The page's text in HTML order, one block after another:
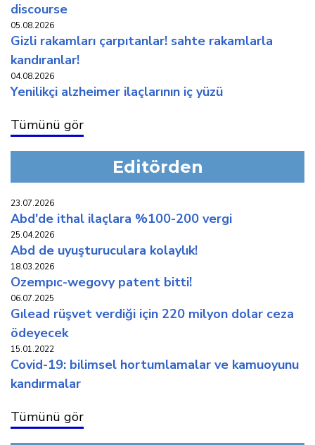
discourse
05.08.2026
gi̇zli̇ rakamlari çarpitanlar! sahte rakamlarla
kandiranlar!
04.08.2026
yeni̇li̇kçi̇ alzhei̇mer i̇laçlarinin i̇ç yüzü
Tümünü gör
Editörden
23.07.2026
abd'de i̇thal i̇laçlara %100-200 vergi̇
25.04.2026
abd de uyuşturuculara kolaylik!
18.03.2026
ozempic-wegovy patent bi̇tti̇!
06.07.2025
gilead rüşvet verdi̇ği̇ i̇çi̇n 220 mi̇lyon dolar ceza
ödeyecek
15.01.2022
covi̇d-19: bi̇li̇msel hortumlamalar ve kamuoyunu
kandirmalar
Tümünü gör